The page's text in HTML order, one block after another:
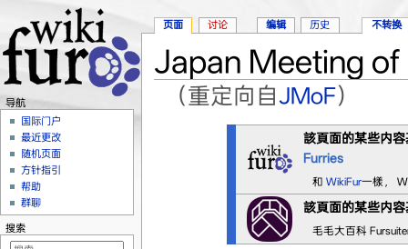
Japan Meeting of
（重定向自JMoF）
該頁面的某些内
Furries
和 WikiFur一樣，
該頁面的某些内
毛毛大百科
页面 讨论 编辑 历史 不转换
导航
国际门户
最近更改
随机页面
方针指引
帮助
群聊
搜索